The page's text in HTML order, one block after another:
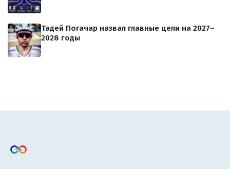
Тадей Погачар назвал главные цели на 2027–
2028 годы